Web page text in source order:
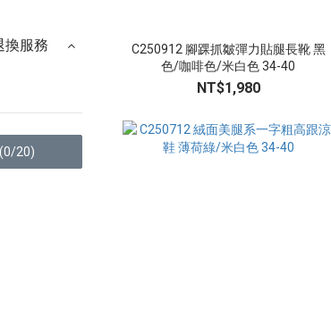
服務
(0/20)
C250912 腳踝抓皺彈力貼腿長靴 黑
色/咖啡色/米白色 34-40
NT$1,980